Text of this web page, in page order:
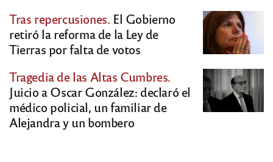
Tras repercusiones. El Gobierno
retiró la reforma de la Ley de
Tierras por falta de votos
Tragedia de las Altas Cumbres.
Juicio a Oscar González: declaró el
médico policial, un familiar de
Alejandra y un bombero